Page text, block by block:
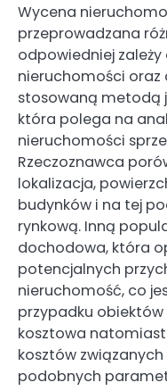
Wycena
przeprowadzana
odpowiedniej
nieruchomości oraz
stosowaną metodą
która polega na
nieruchomości
Rzeczoznawca
lokalizacja,
budynków i na tej
rynkową. Inną
dochodowa, która
potencjalnych
nieruchomość, co
przypadku
kosztowa
kosztów
podobnych